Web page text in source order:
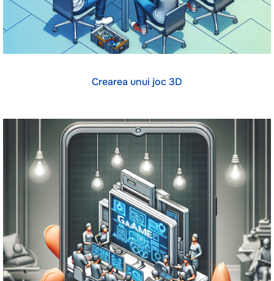
Crearea unui joc 3D